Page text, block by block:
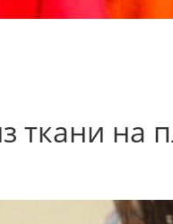
ткани на